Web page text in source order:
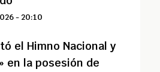
- 20:10
el Himno Nacional y
en la posesión de